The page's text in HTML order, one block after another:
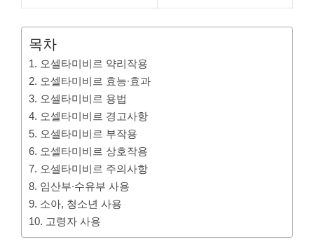
목차
1. 오셀타미비르 약리작용
2. 오셀타미비르 효능∙효과
3. 오셀타미비르 용법
4. 오셀타미비르 경고사항
5. 오셀타미비르 부작용
6. 오셀타미비르 상호작용
7. 오셀타미비르 주의사항
8. 임산부∙수유부 사용
9. 소아, 청소년 사용
10. 고령자 사용